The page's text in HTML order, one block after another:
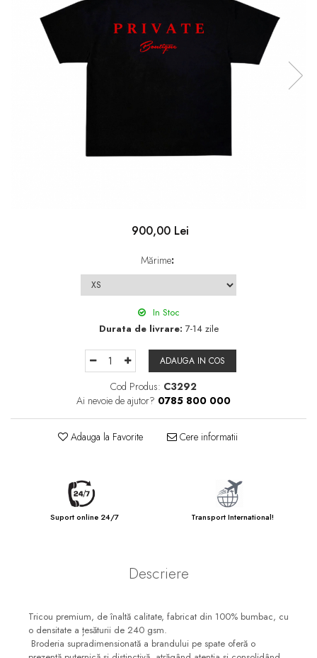
900,00 Lei
Mărime:
In Stoc
Durata de livrare: 7-14 zile
ADAUGA IN COS
Cod Produs: C3292
Ai nevoie de ajutor? 0785 800 000
Adauga la Favorite Cere informatii
Suport online 24/7 Transport International!
Descriere
Tricou premium, de înaltă calitate, fabricat din 100% bumbac, cu
o densitate a țesăturii de 240 gsm.
Broderia supradimensionată a brandului pe spate oferă o